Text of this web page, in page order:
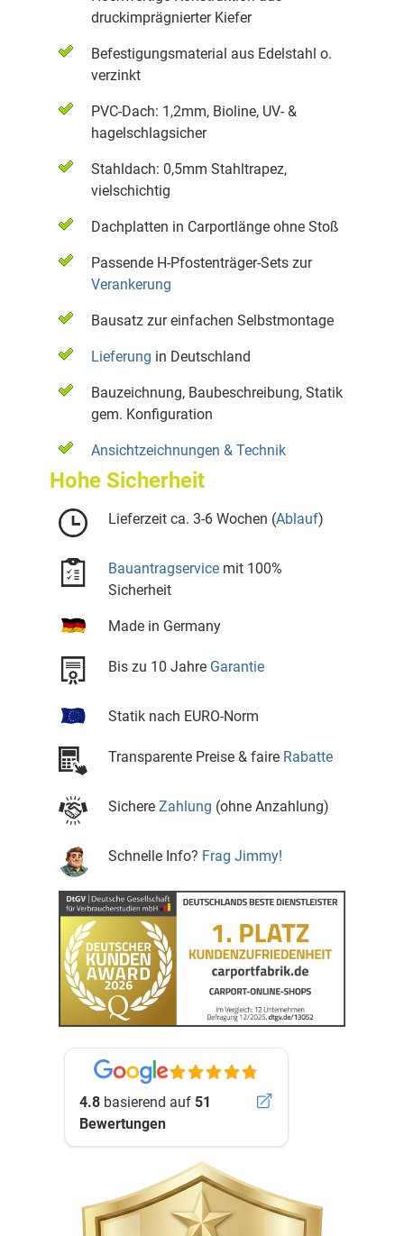
druckimprägnierter Kiefer
Befestigungsmaterial aus Edelstahl o.
verzinkt
PVC-Dach: 1,2mm, Bioline, UV- &
hagelschlagsicher
Stahldach: 0,5mm Stahltrapez,
vielschichtig
Dachplatten in Carportlänge ohne Stoß
Passende H-Pfostenträger-Sets zur
Verankerung
Bausatz zur einfachen Selbstmontage
Lieferung in Deutschland
Bauzeichnung, Baubeschreibung, Statik
gem. Konfiguration
Ansichtzeichnungen & Technik
Hohe Sicherheit
Lieferzeit ca. 3-6 Wochen (Ablauf)
Bauantragservice mit 100%
Sicherheit
Made in Germany
Bis zu 10 Jahre Garantie
Statik nach EURO-Norm
Transparente Preise & faire Rabatte
Sichere Zahlung (ohne Anzahlung)
Schnelle Info? Frag Jimmy!
4.8 basierend auf 51
Bewertungen